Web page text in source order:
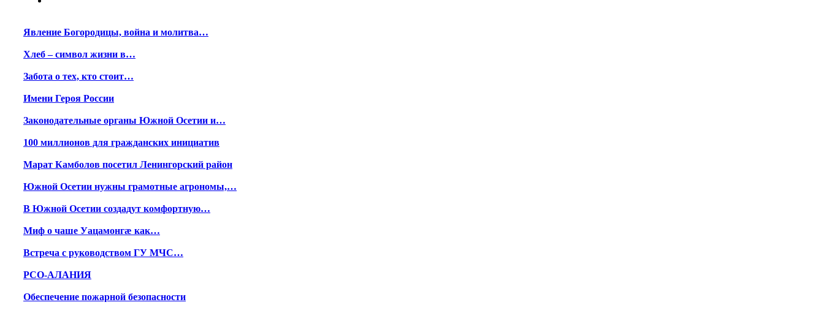
Явление Богородицы, война и молитва…
Хлеб – символ жизни в…
Забота о тех, кто стоит…
Имени Героя России
Законодательные органы Южной Осетии и…
100 миллионов для гражданских инициатив
Марат Камболов посетил Ленингорский район
Южной Осетии нужны грамотные агрономы,…
В Южной Осетии создадут комфортную…
Миф о чаше Уацамонгæ как…
Встреча с руководством ГУ МЧС…
РСО-АЛАНИЯ
Обеспечение пожарной безопасности